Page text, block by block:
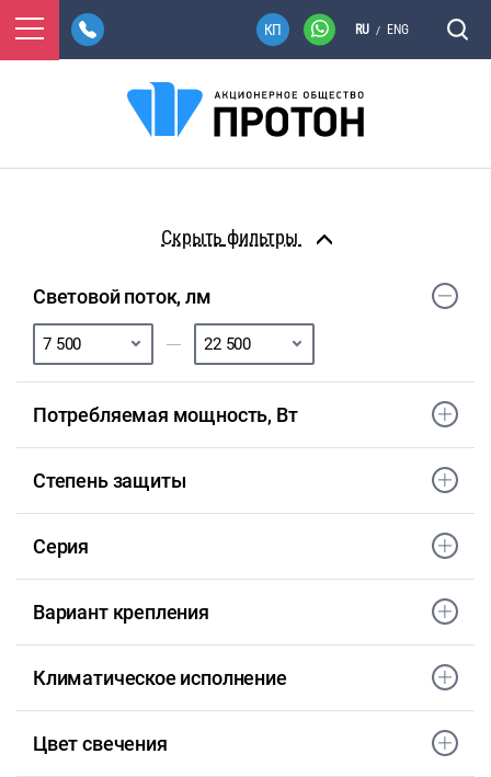
RU / ENG
фильтры
Световой поток, лм
Потребляемая мощность, Вт
Степень защиты
Серия
Вариант крепления
Климатическое исполнение
Цвет свечения